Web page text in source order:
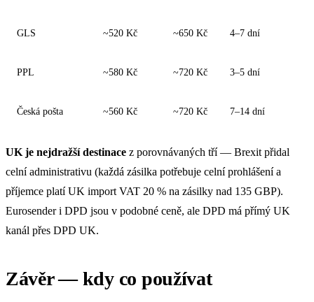
GLS ~520 Kč ~650 Kč 4–7 dní
PPL ~580 Kč ~720 Kč 3–5 dní
Česká pošta ~560 Kč ~720 Kč 7–14 dní
UK je nejdražší destinace z porovnávaných tří — Brexit přidal
celní administrativu (každá zásilka potřebuje celní prohlášení a
příjemce platí UK import VAT 20 % na zásilky nad 135 GBP).
Eurosender i DPD jsou v podobné ceně, ale DPD má přímý UK
kanál přes DPD UK.
Závěr — kdy co používat